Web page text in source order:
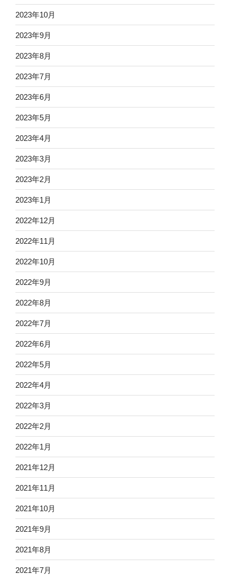
2023年10月
2023年9月
2023年8月
2023年7月
2023年6月
2023年5月
2023年4月
2023年3月
2023年2月
2023年1月
2022年12月
2022年11月
2022年10月
2022年9月
2022年8月
2022年7月
2022年6月
2022年5月
2022年4月
2022年3月
2022年2月
2022年1月
2021年12月
2021年11月
2021年10月
2021年9月
2021年8月
2021年7月